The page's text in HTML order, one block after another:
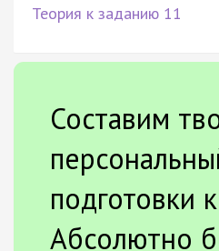
Теория к заданию 11
Составим
подготовки
Абсолютно